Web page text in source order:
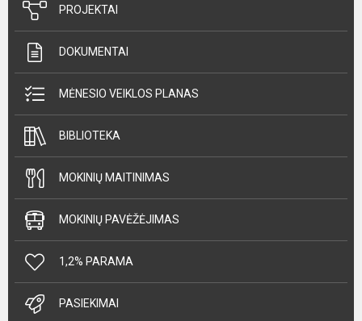
PROJEKTAI
DOKUMENTAI
MĖNESIO VEIKLOS PLANAS
BIBLIOTEKA
MOKINIŲ MAITINIMAS
MOKINIŲ PAVĖŽĖJIMAS
1,2% PARAMA
PASIEKIMAI